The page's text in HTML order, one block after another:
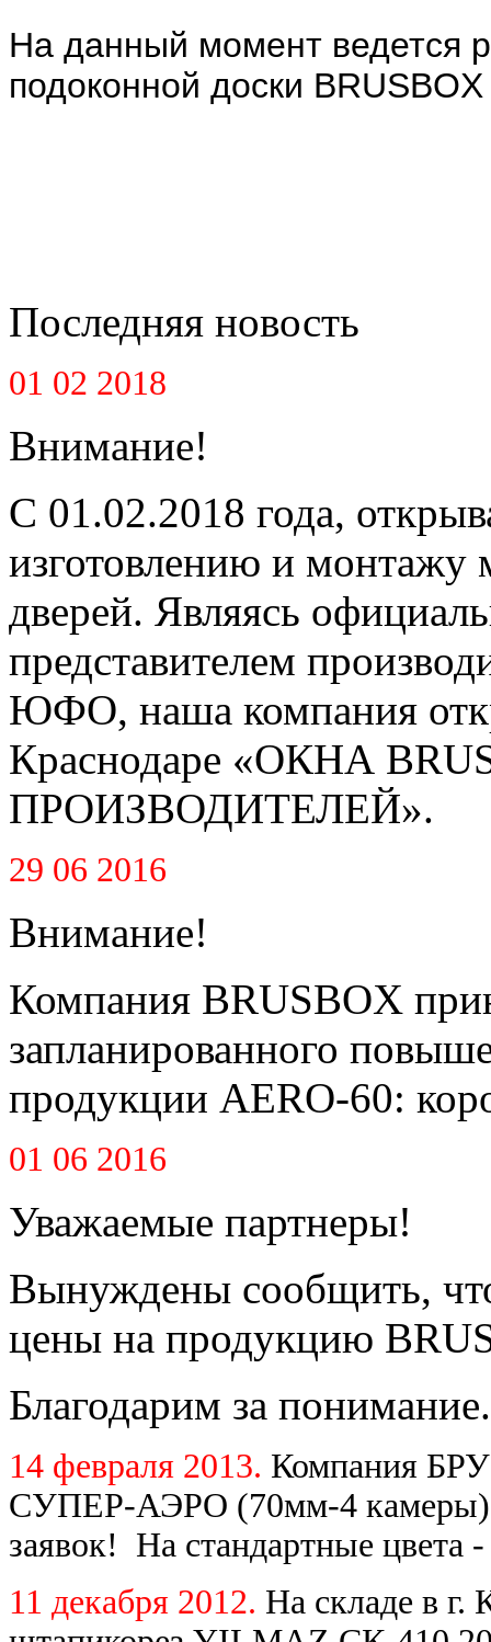
На данный момент ведется
подоконной доски
Последняя новость
01 02 2018
Внимание!
С 01.02.2018 года,
изготовлению и монтажу
дверей. Являясь
представителем
ЮФО, наша компания
Краснодаре «ОКНА
ПРОИЗВОДИТЕЛЕЙ».
29 06 2016
Внимание!
Компания BRUSBOX
запланированного
продукции AERO-60:
01 06 2016
Уважаемые партнеры!
Вынуждены сообщить,
цены на продукцию
Благодарим за понимание.
14 февраля 2013. Компания
СУПЕР-АЭРО (70мм-4 камеры)
заявок! На стандартные цвета
11 декабря 2012. На складе в г.